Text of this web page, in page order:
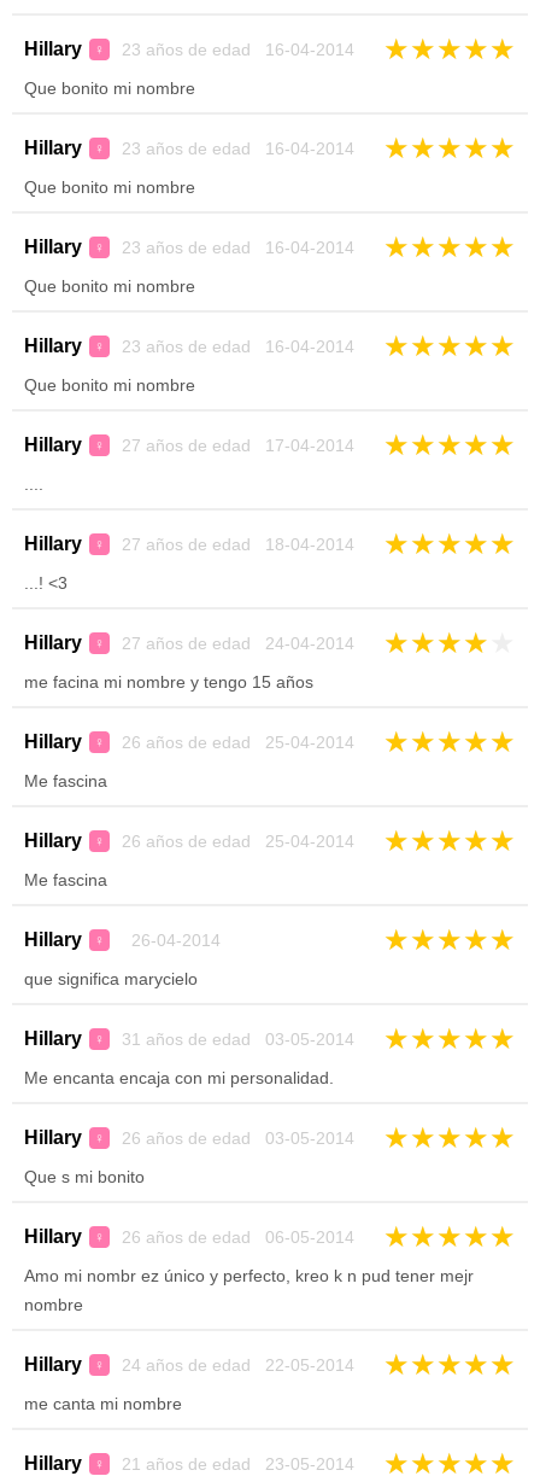
Hillary ♀ 23 años de edad 16-04-2014 ★★★★★
Que bonito mi nombre
Hillary ♀ 23 años de edad 16-04-2014 ★★★★★
Que bonito mi nombre
Hillary ♀ 23 años de edad 16-04-2014 ★★★★★
Que bonito mi nombre
Hillary ♀ 23 años de edad 16-04-2014 ★★★★★
Que bonito mi nombre
Hillary ♀ 27 años de edad 17-04-2014 ★★★★★
Hillary ♀ 27 años de edad 18-04-2014 ★★★★★
...! <3
Hillary ♀ 27 años de edad 24-04-2014 ★★★★
me facina mi nombre y tengo 15 años
Hillary ♀ 26 años de edad 25-04-2014 ★★★★★
Me fascina
Hillary ♀ 26 años de edad 25-04-2014 ★★★★★
Me fascina
Hillary ♀ 26-04-2014 ★★★★★
que significa marycielo
Hillary ♀ 31 años de edad 03-05-2014 ★★★★★
Me encanta encaja con mi personalidad.
Hillary ♀ 26 años de edad 03-05-2014 ★★★★★
Que s mi bonito
Hillary ♀ 26 años de edad 06-05-2014 ★★★★★
Amo mi nombr ez único y perfecto, kreo k n pud tener mejr
nombre
Hillary ♀ 24 años de edad 22-05-2014 ★★★★★
me canta mi nombre
Hillary ♀ 21 años de edad 23-05-2014 ★★★★★